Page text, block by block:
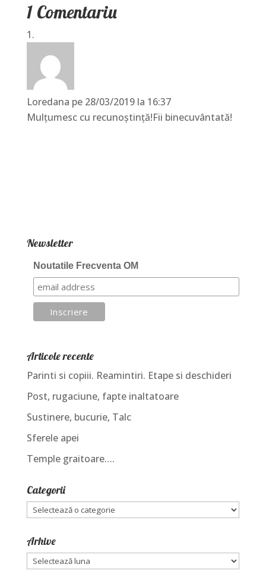
1 Comentariu
Loredana pe 28/03/2019 la 16:37
Mulțumesc cu recunoștință!Fii binecuvântată!
Newsletter
Noutatile Frecventa OM
Articole recente
Parinti si copiii. Reamintiri. Etape si deschideri
Post, rugaciune, fapte inaltatoare
Sustinere, bucurie, Talc
Sferele apei
Temple graitoare….
Categorii
Categorii
Arhive
Arhive